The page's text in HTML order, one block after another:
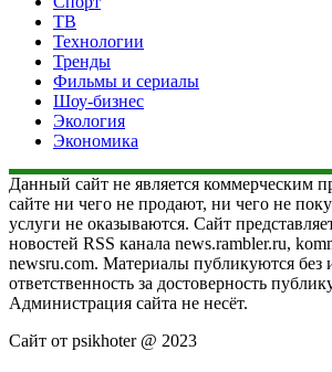
ТВ
Технологии
Тренды
Фильмы и сериалы
Шоу-бизнес
Экология
Экономика
Данный сайт не является коммерческим
сайте ни чего не продают, ни чего не
услуги не оказываются. Сайт
новостей RSS канала news.rambler.ru,
newsru.com. Материалы публикуются без
ответственность за достоверность
Администрация сайта не несёт.
Сайт от psikhoter @ 2023